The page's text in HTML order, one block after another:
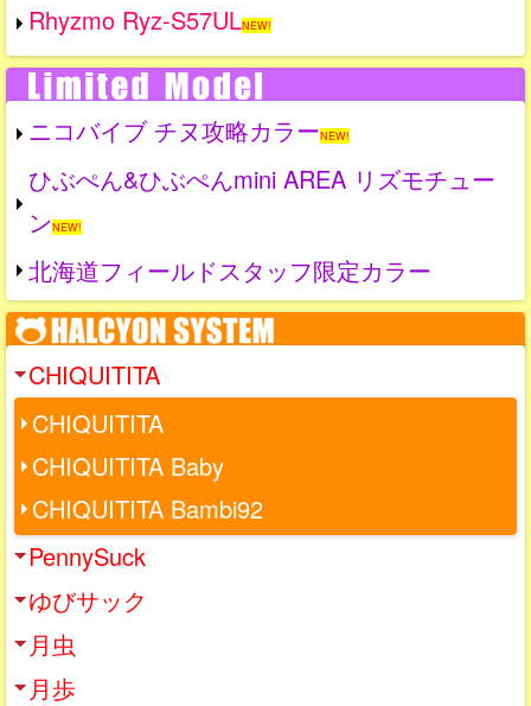
Rhyzmo Ryz-S57ULNEW!
ニコバイブ チヌ攻略カラーNEW!
ひぶぺん&ひぶぺんmini AREA リズモチュー
ンNEW!
北海道フィールドスタッフ限定カラー
CHIQUITITA
CHIQUITITA
CHIQUITITA Baby
CHIQUITITA Bambi92
PennySuck
ゆびサック
月虫
月歩